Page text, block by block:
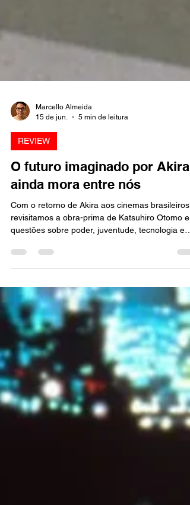
Marcello Almeida
15 de jun.
REVIEW
O futuro imaginado por Akira
ainda mora entre nós
Com o retorno de Akira aos cinemas brasileiros,
questões sobre poder, juventude, tecnologia e
futuro que continuam ecoando quase 40 anos